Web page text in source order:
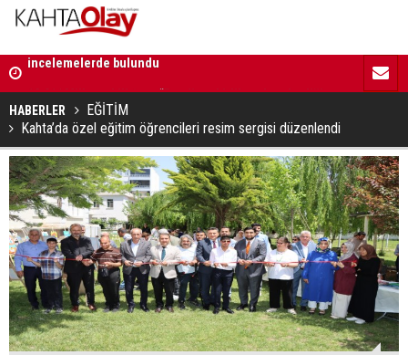
güçlendirecektir”
11:59 |
HABERLER
EĞİTİM
Kahta’da özel eğitim öğrencileri resim sergisi düzenlendi